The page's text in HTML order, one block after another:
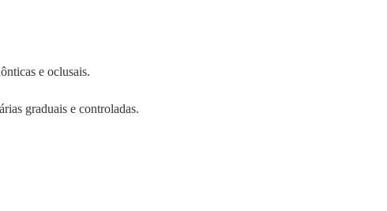
e oclusais.
graduais e controladas.